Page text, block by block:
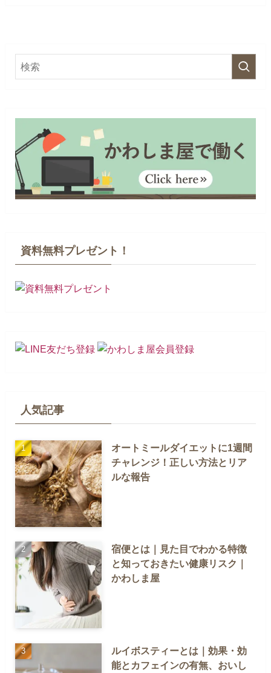
資料無料プレゼント！
人気記事
オートミールダイエットに1週間
チャレンジ！正しい方法とリア
ルな報告
宿便とは｜見た目でわかる特徴
と知っておきたい健康リスク｜
かわしま屋
ルイボスティーとは｜効果・効
能とカフェインの有無、おいし